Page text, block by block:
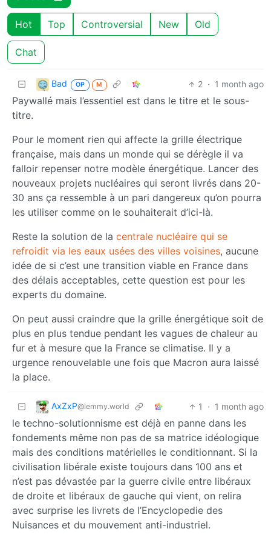
Hot Top Controversial New Old
Chat
Bad OP M 2 · 1 month ago
Paywallé mais l’essentiel est dans le titre et le sous-
titre.
Pour le moment rien qui affecte la grille électrique
française, mais dans un monde qui se dérègle il va
falloir repenser notre modèle énergétique. Lancer des
nouveaux projets nucléaires qui seront livrés dans 20-
30 ans ça ressemble à un pari dangereux qu’on pourra
les utiliser comme on le souhaiterait d’ici-là.
Reste la solution de la centrale nucléaire qui se
refroidit via les eaux usées des villes voisines, aucune
idée de si c’est une transition viable en France dans
des délais acceptables, cette question est pour les
experts du domaine.
On peut aussi craindre que la grille énergétique soit de
plus en plus tendue pendant les vagues de chaleur au
fur et à mesure que la France se climatise. Il y a
urgence renouvelable une fois que Macron aura laissé
la place.
AxZxP@lemmy.world 1 · 1 month ago
le techno-solutionnisme est déjà en panne dans les
fondements même non pas de sa matrice idéologique
mais des conditions matérielles le conditionnant. Si la
civilisation libérale existe toujours dans 100 ans et
n’est pas dévastée par la guerre civile entre libéraux
de droite et libéraux de gauche qui vient, on relira
avec surprise les livrets de l’Encyclopedie des
Nuisances et du mouvement anti-industriel.